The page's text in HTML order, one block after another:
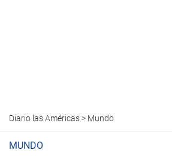
Diario las Américas> Mundo
MUNDO